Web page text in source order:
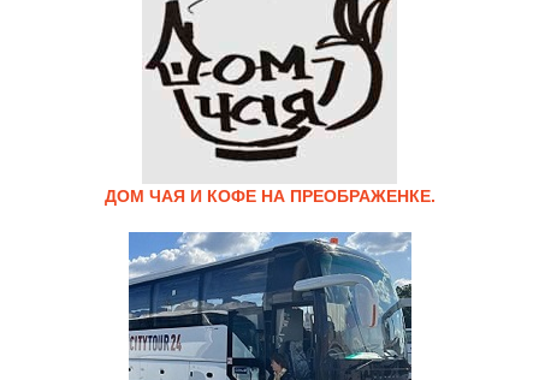
ДОМ ЧАЯ И КОФЕ НА ПРЕОБРАЖЕНКЕ.